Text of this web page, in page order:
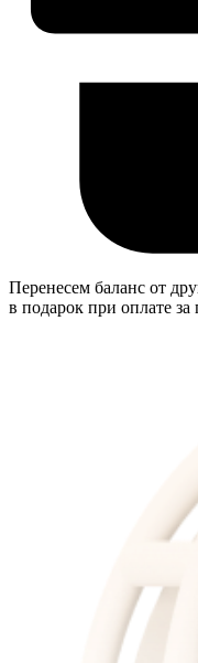
Перенесем баланс от
в подарок при оплате за